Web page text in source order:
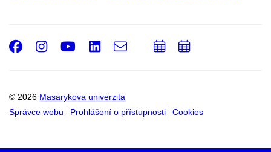
© 2026 Masarykova univerzita
Správce webu
Prohlášení o přístupnosti Cookies
Facebook
Instagram
Youtube
LinkedIn
e-
Email
PřidatPřidat